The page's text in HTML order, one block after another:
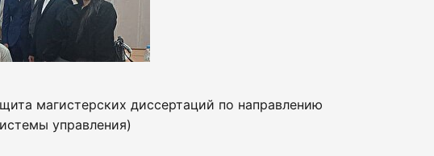
магистерских диссертаций по направлению
управления)